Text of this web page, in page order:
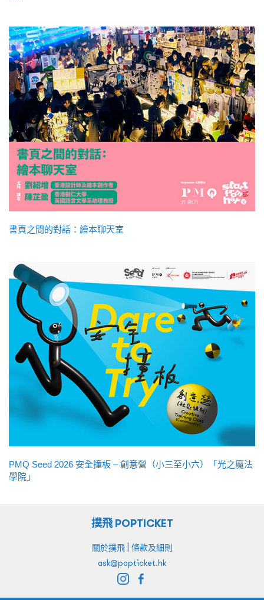
書頁之間的對話：繪本聊天室
PMQ Seed 2026 安全撞板 – 創意營（小三至小六）「光之魔法
學院」
撲飛 POPTICKET
關於撲飛| 條款及細則
ask@popticket.hk